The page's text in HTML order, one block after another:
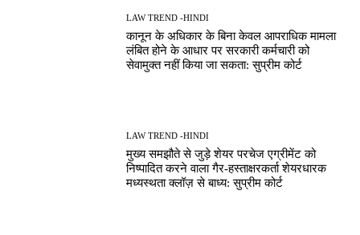
LAW TREND -HINDI
कानून के अधिकार के बिना केवल आपराधिक मामला
लंबित होने के आधार पर सरकारी कर्मचारी को
सेवामुक्त नहीं किया जा सकता: सुप्रीम कोर्ट
LAW TREND -HINDI
मुख्य समझौते से जुड़े शेयर परचेज एग्रीमेंट को
निष्पादित करने वाला गैर-हस्ताक्षरकर्ता शेयरधारक
मध्यस्थता क्लॉज़ से बाध्य: सुप्रीम कोर्ट